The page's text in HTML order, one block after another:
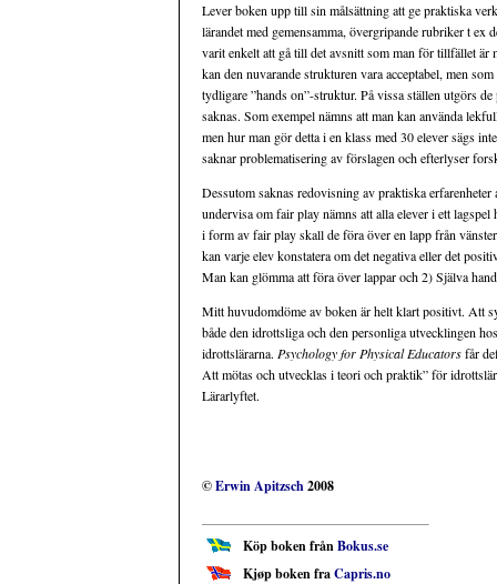
Lever boken upp till sin målsättning att ge praktiska
lärandet med gemensamma, övergripande rubriker t
varit enkelt att gå till det avsnitt som man för tillfället är
kan den nuvarande strukturen vara acceptabel, men
tydligare ”hands on”-struktur. På vissa ställen utgörs
saknas. Som exempel nämns att man kan använda
men hur man gör detta i en klass med 30 elever sägs
saknar problematisering av förslagen och efterlyser
Dessutom saknas redovisning av praktiska
undervisa om fair play nämns att alla elever i ett
i form av fair play skall de föra över en lapp från
kan varje elev konstatera om det negativa eller det
Man kan glömma att föra över lappar och 2) Själva
Mitt huvudomdöme av boken är helt klart positivt. Att
både den idrottsliga och den personliga utvecklingen
idrottslärarna. Psychology for Physical Educatorsfår
Att mötas och utvecklas i teori och praktik” för
Lärarlyftet.
©Erwin Apitzsch2008
Köp boken frånBokus.se
Kjøp boken fraCapris.no